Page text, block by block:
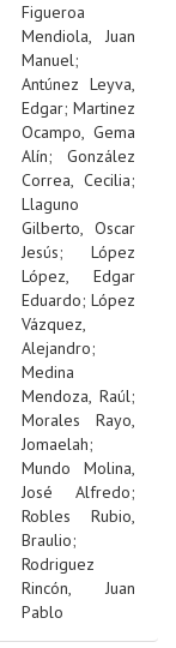
Figueroa
Mendiola, Juan
Manuel;
Antúnez Leyva,
Edgar; Martinez
Ocampo, Gema
Alín; González
Correa, Cecilia;
Llaguno
Gilberto, Oscar
Jesús; López
López, Edgar
Eduardo; López
Vázquez,
Alejandro;
Medina
Mendoza, Raúl;
Morales Rayo,
Jomaelah;
Mundo Molina,
José Alfredo;
Robles Rubio,
Braulio;
Rodriguez
Rincón, Juan
Pablo